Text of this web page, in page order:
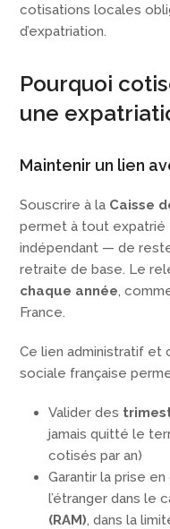
cotisations locales
d’expatriation.
Pourquoi
une
Maintenir un lien
Souscrire à la Caisse
permet à tout
indépendant — de
retraite de base. Le
chaque année,
France.
Ce lien administratif et
sociale française
Valider des
jamais quitté le
cotisés par an)
Garantir la prise
l’étranger dans le
(RAM), dans la